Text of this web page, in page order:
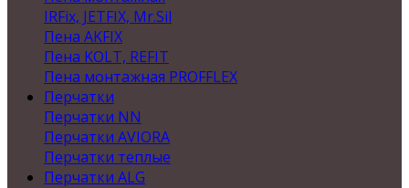
IRFix, JETFIX, Mr.Sil
Пена AKFIX
Пена KOLT, REFIT
Пена монтажная PROFFLEX
Перчатки
Перчатки NN
Перчатки AVIORA
Перчатки теплые
Перчатки ALG